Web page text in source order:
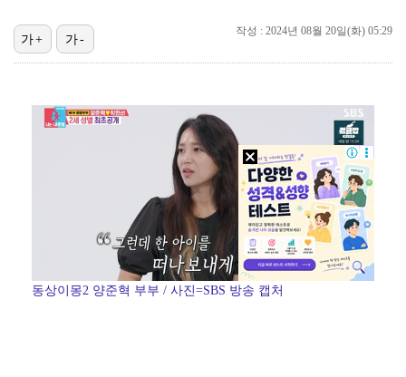
태국에서 새 도전 시작하는 박항서 감독 "원팀 만들어 …
대놓고 '심판 마사지'로 결재 받기도…최종 결재권자는 …
외신까지 퍼지고 있는 축구협회 성접대 논란…2002 한…
보스턴, 'KBO MVP' 페디 무너뜨리며 연장 13회…
'1라운드 115위' 김민별, 2라운드 7타 줄이며 7…
작성 : 2024년 08월 20일(화) 05:29
가+ 가-
동상이몽2 양준혁 부부 / 사진=SBS 방송 캡처